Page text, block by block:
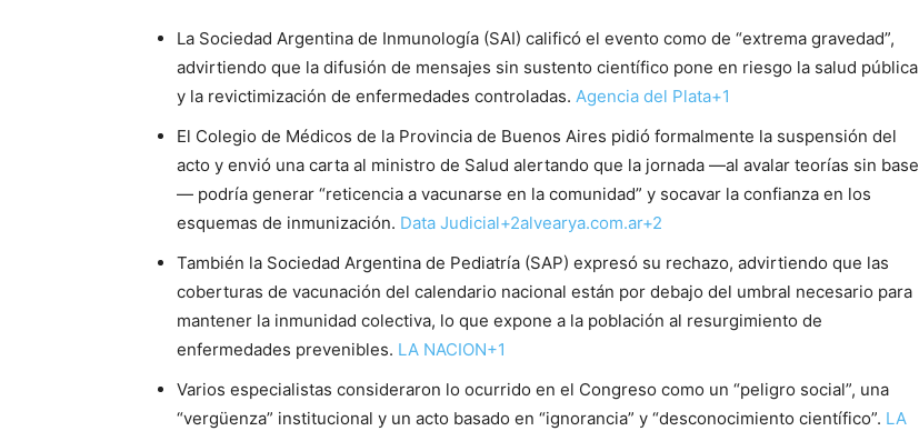
La Sociedad Argentina de Inmunología (SAI) calificó el evento como de “extrema gravedad”,
advirtiendo que la difusión de mensajes sin sustento científico pone en riesgo la salud pública
y la revictimización de enfermedades controladas. Agencia del Plata+1
El Colegio de Médicos de la Provincia de Buenos Aires pidió formalmente la suspensión del
acto y envió una carta al ministro de Salud alertando que la jornada —al avalar teorías sin base
— podría generar “reticencia a vacunarse en la comunidad” y socavar la confianza en los
esquemas de inmunización. Data Judicial+2alvearya.com.ar+2
También la Sociedad Argentina de Pediatría (SAP) expresó su rechazo, advirtiendo que las
coberturas de vacunación del calendario nacional están por debajo del umbral necesario para
mantener la inmunidad colectiva, lo que expone a la población al resurgimiento de
enfermedades prevenibles. LA NACION+1
Varios especialistas consideraron lo ocurrido en el Congreso como un “peligro social”, una
“vergüenza” institucional y un acto basado en “ignorancia” y “desconocimiento científico”. LA